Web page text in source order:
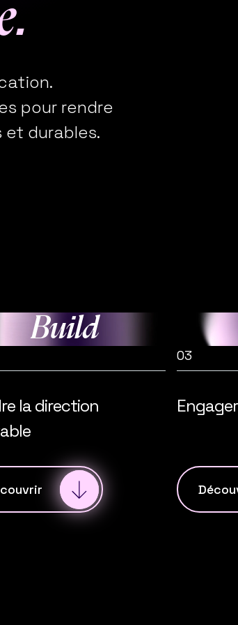
.
pour rendre
et durables.
Build
la direction
03